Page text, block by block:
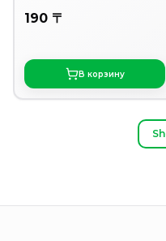
190 〒
В корзину